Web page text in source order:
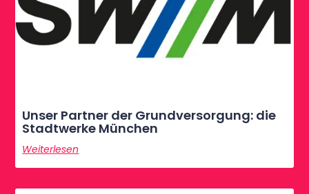
Unser Partner der Grundversorgung: die
Stadtwerke München
Weiterlesen